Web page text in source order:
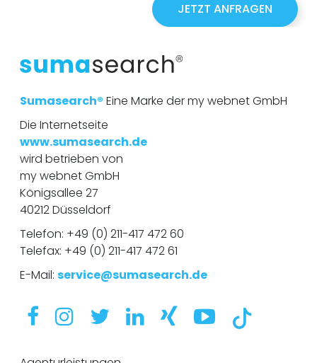
n
m
e
JETZT ANFRAGEN
Sumasearch® Eine Marke der my webnet GmbH
Die Internetseite
www.sumasearch.de
wird betrieben von
my webnet GmbH
Königsallee 27
40212 Düsseldorf
Telefon: +49 (0) 211-417 472 60
Telefax: +49 (0) 211-417 472 61
E-Mail: service@sumasearch.de